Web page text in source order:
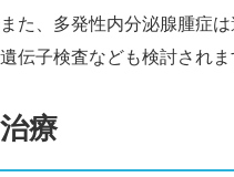
また、多発性内分泌腺腫症
遺伝子検査なども検討されま
治療